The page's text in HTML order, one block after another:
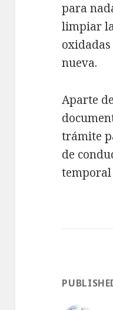
para
limpiar
nueva.
Aparte
trámite
de
temporal